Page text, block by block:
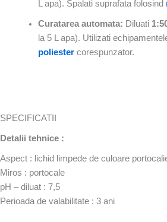
L apa). Spalati suprafata folosind
Curatarea automata: Diluati
la 5 L apa). Utilizati
poliestercorespunzator.
SPECIFICATII
Detalii tehnice :
Aspect : lichid limpede de culoare
Miros : portocale
pH – diluat : 7,5
Perioada de valabilitate : 3 ani